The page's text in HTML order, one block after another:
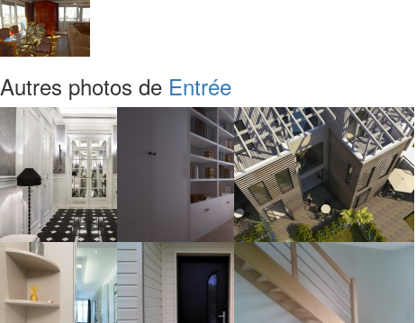
Autres photos de Entrée